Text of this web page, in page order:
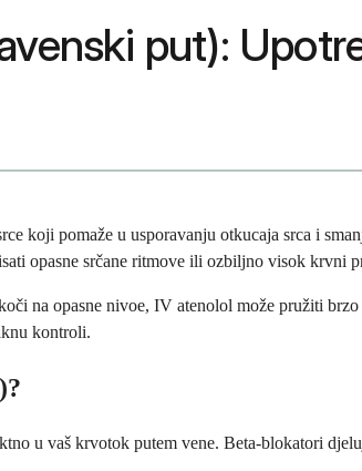
put):
koji pomaže u usporavanju otkucaja srca i
opasne srčane ritmove ili ozbiljno visok krvni
na opasne nivoe, IV atenolol može pružiti
kontroli.
u vaš krvotok putem vene. Beta-blokatori